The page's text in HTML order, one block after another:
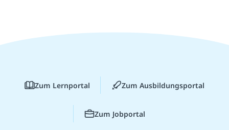
Zum Lernportal Zum Ausbildungsportal
Zum Jobportal